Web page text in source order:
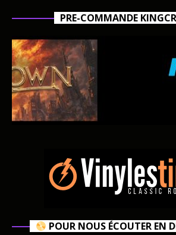
PRE-COMMANDE
POUR NOUS ÉCOUTER EN